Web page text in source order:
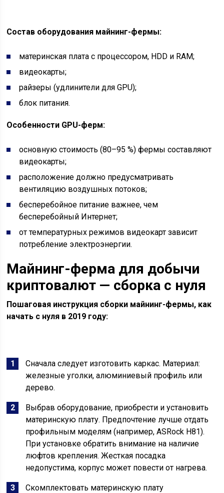
Состав оборудования майнинг-фермы:
материнская плата с процессором, HDD и RAM;
видеокарты;
райзеры (удлинители для GPU);
блок питания.
Особенности GPU-ферм:
основную стоимость (80–95 %) фермы составляют
видеокарты;
расположение должно предусматривать
вентиляцию воздушных потоков;
бесперебойное питание важнее, чем
бесперебойный Интернет;
от температурных режимов видеокарт зависит
потребление электроэнергии.
Майнинг-ферма для добычи
криптовалют — сборка с нуля
Пошаговая инструкция сборки майнинг-фермы, как
начать с нуля в 2019 году:
Сначала следует изготовить каркас. Материал:
железные уголки, алюминиевый профиль или
дерево.
Выбрав оборудование, приобрести и установить
материнскую плату. Предпочтение лучше отдать
профильным моделям (например, ASRock H81).
При установке обратить внимание на наличие
люфтов крепления. Жесткая посадка
недопустима, корпус может повести от нагрева.
Скомплектовать материнскую плату